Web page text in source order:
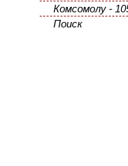
Комсомолу -
Поиск